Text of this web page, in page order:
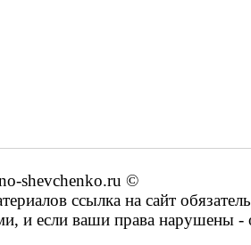
shevchenko.ru ©
ссылка на сайт
и если ваши права нарушены -